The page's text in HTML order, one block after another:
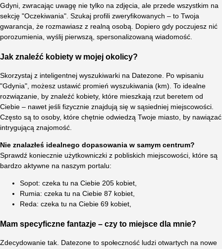
Gdyni, zwracając uwagę nie tylko na zdjęcia, ale przede wszystkim na
sekcję "Oczekiwania". Szukaj profili zweryfikowanych – to Twoja
gwarancja, że rozmawiasz z realną osobą. Dopiero gdy poczujesz nić
porozumienia, wyślij pierwszą, spersonalizowaną wiadomość.
Jak znaleźć kobiety w mojej okolicy?
Skorzystaj z inteligentnej wyszukiwarki na Datezone. Po wpisaniu
"Gdynia", możesz ustawić promień wyszukiwania (km). To idealne
rozwiązanie, by znaleźć kobiety, które mieszkają rzut beretem od
Ciebie – nawet jeśli fizycznie znajdują się w sąsiedniej miejscowości.
Często są to osoby, które chętnie odwiedzą Twoje miasto, by nawiązać
intrygującą znajomość.
Nie znalazłeś idealnego dopasowania w samym centrum?
Sprawdź koniecznie użytkowniczki z pobliskich miejscowości, które są
bardzo aktywne na naszym portalu:
Sopot: czeka tu na Ciebie 205 kobiet,
Rumia: czeka tu na Ciebie 87 kobiet,
Reda: czeka tu na Ciebie 69 kobiet,
Mam specyficzne fantazje – czy to miejsce dla mnie?
Zdecydowanie tak. Datezone to społeczność ludzi otwartych na nowe